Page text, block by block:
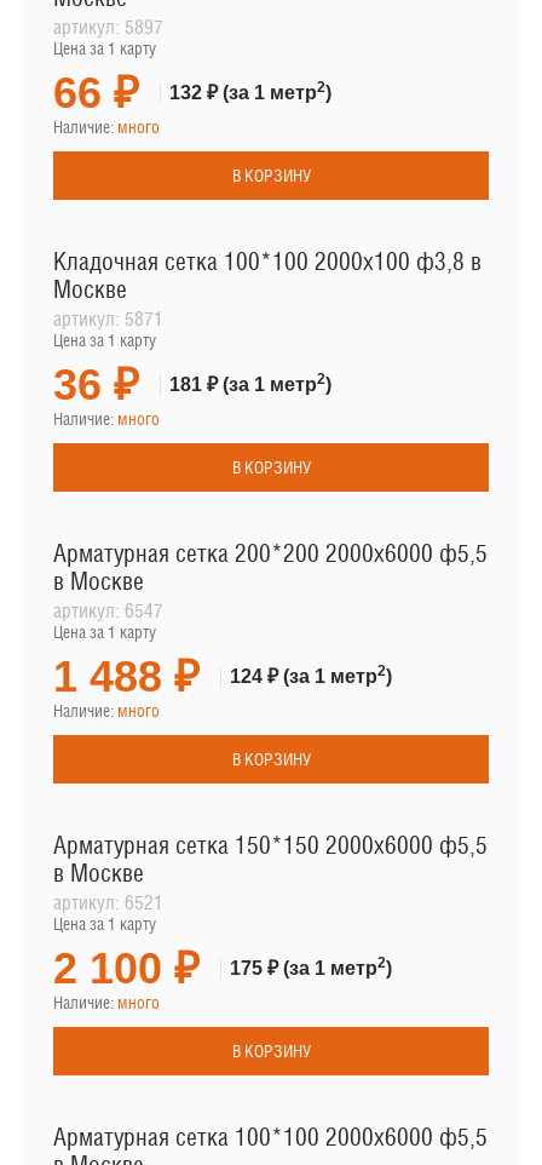
артикул: 5897
Цена за 1 карту
66 ₽ 132 ₽(за 1 метр2)
Наличие: много
В КОРЗИНУ
Кладочная сетка 100*100 2000х100 ф3,8 в
Москве
артикул: 5871
Цена за 1 карту
36 ₽ 181 ₽(за 1 метр2)
Наличие: много
В КОРЗИНУ
Арматурная сетка 200*200 2000х6000 ф5,5
в Москве
артикул: 6547
Цена за 1 карту
1 488 ₽ 124 ₽(за 1 метр2)
Наличие: много
В КОРЗИНУ
Арматурная сетка 150*150 2000х6000 ф5,5
в Москве
артикул: 6521
Цена за 1 карту
2 100 ₽ 175 ₽(за 1 метр2)
Наличие: много
В КОРЗИНУ
Арматурная сетка 100*100 2000х6000 ф5,5